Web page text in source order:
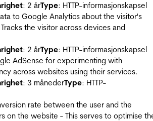
: 2 årType: HTTP-informasjonskapsel
to Google Analytics about the visitor's
the visitor across devices and
: 2 årType: HTTP-informasjonskapsel
AdSense for experimenting with
across websites using their services.
: 3 månederType: HTTP-
rate between the user and the
on the website - This serves to optimise